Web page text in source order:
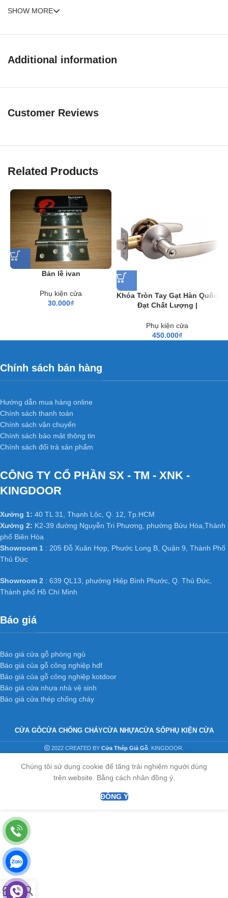
SHOW MORE
Additional information
Customer Reviews
Related Products
Bản lề ivan
Phụ kiện cửa
30.000₫
Khóa Tròn Tay Gạt Hàn Quốc
Đạt Chất Lượng |
Phụ kiện cửa
450.000₫
Chính sách bán hàng
Hướng dẫn mua hàng online
Chính sách thanh toán
Chính sách vận chuyển
Chính sách bảo mật thông tin
Chính sách đổi trả sản phẩm
CÔNG TY CỔ PHẦN SX - TM - XNK -
KINGDOOR
Xưởng 1: 40 TL 31, Thạnh Lộc, Q. 12, Tp.HCM
Xưởng 2: K2-39 đường Nguyễn Tri Phương, phường Bửu Hòa,Thành
phố Biên Hòa
Showroom 1 : 205 Đỗ Xuân Hợp, Phước Long B, Quận 9, Thành Phố
Thủ Đức
Showroom 2 : 639 QL13, phường Hiệp Bình Phước, Q. Thủ Đức,
Thành phố Hồ Chí Minh
Báo giá
Báo giá cửa gỗ phòng ngủ
Báo giá của gỗ công nghiệp hdf
Báo giá của gỗ công nghiệp kotdoor
Báo giá cửa nhựa nhà vệ sinh
Báo giá cửa thép chống cháy
CỬA GỖCỬA CHỐNG CHÁYCỬA NHỰACỬA SỔPHỤ KIỆN CỬA
2022 CREATED BY Cửa Thép Giả Gỗ . KINGDOOR.
Chúng tôi sử dụng cookie để tăng trải nghiệm người dùng
trên website. Bằng cách nhân đồng ý.
ĐỒNG Ý
0